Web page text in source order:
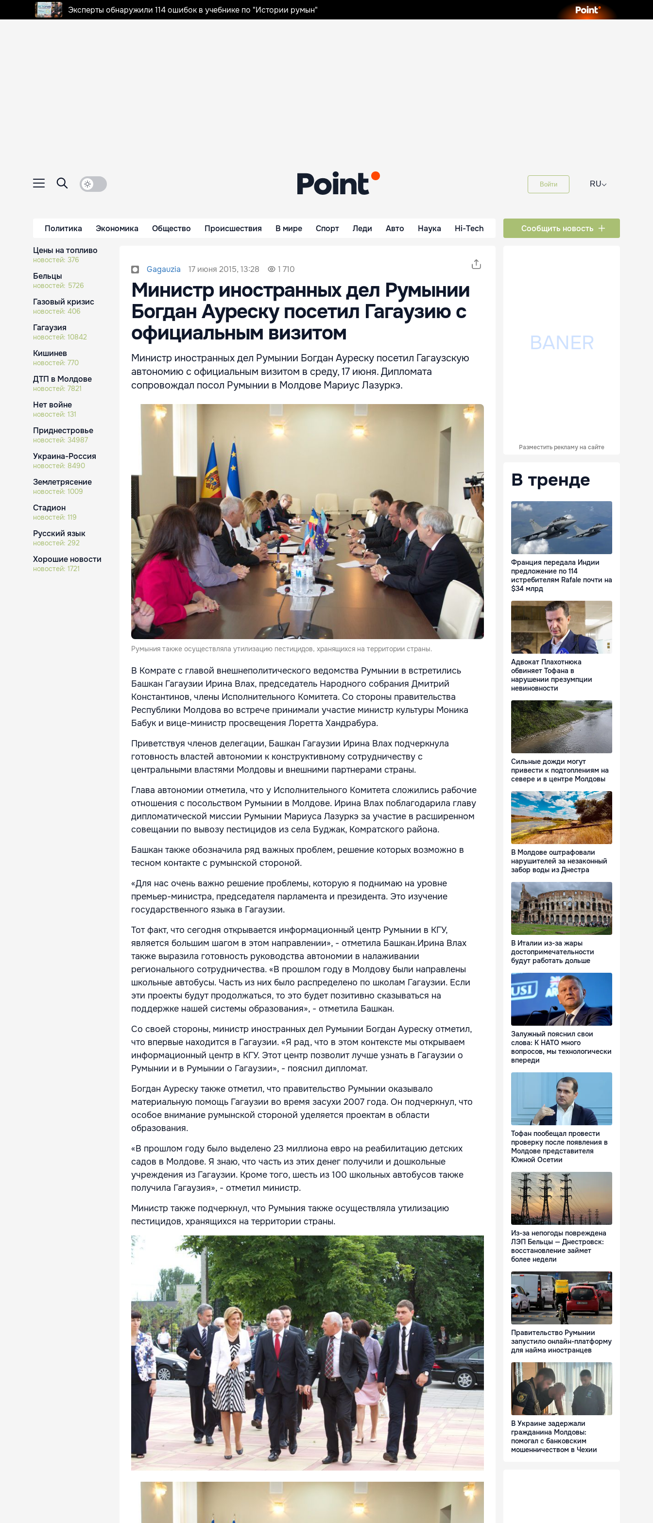
Эксперты обнаружили 114 ошибок в учебнике по "Истории румын"
Войти RU⌵
Политика Экономика Общество Происшествия В мире Спорт Леди Авто Наука Hi-Tech Сообщить новость
Цены на топливо
новостей: 376
Бельцы
новостей: 5726
Газовый кризис
новостей: 406
Гагаузия
новостей: 10842
Кишинев
новостей: 770
ДТП в Молдове
новостей: 7821
Нет войне
новостей: 131
Приднестровье
новостей: 34987
Украина-Россия
новостей: 8490
Землетрясение
новостей: 1009
Стадион
новостей: 119
Русский язык
новостей: 292
Хорошие новости
новостей: 1721
Gagauzia 17 июня 2015, 13:28 1 710
Министр иностранных дел Румынии
Богдан Ауреску посетил Гагаузию с
официальным визитом
Министр иностранных дел Румынии Богдан Ауреску посетил Гагаузскую
автономию с официальным визитом в среду, 17 июня. Дипломата
сопровождал посол Румынии в Молдове Мариус Лазуркэ.
Румыния также осуществляла утилизацию пестицидов, хранящихся на территории страны.
В Комрате с главой внешнеполитического ведомства Румынии в встретились
Башкан Гагаузии Ирина Влах, председатель Народного собрания Дмитрий
Константинов, члены Исполнительного Комитета. Со стороны правительства
Республики Молдова во встрече принимали участие министр культуры Моника
Бабук и вице-министр просвещения Лоретта Хандрабура.
Приветствуя членов делегации, Башкан Гагаузии Ирина Влах подчеркнула
готовность властей автономии к конструктивному сотрудничеству с
центральными властями Молдовы и внешними партнерами страны.
Глава автономии отметила, что у Исполнительного Комитета сложились рабочие
отношения с посольством Румынии в Молдове. Ирина Влах поблагодарила главу
дипломатической миссии Румынии Мариуса Лазуркэ за участие в расширенном
совещании по вывозу пестицидов из села Буджак, Комратского района.
Башкан также обозначила ряд важных проблем, решение которых возможно в
тесном контакте с румынской стороной.
«Для нас очень важно решение проблемы, которую я поднимаю на уровне
премьер-министра, председателя парламента и президента. Это изучение
государственного языка в Гагаузии.
Тот факт, что сегодня открывается информационный центр Румынии в КГУ,
является большим шагом в этом направлении», - отметила Башкан.Ирина Влах
также выразила готовность руководства автономии в налаживании
регионального сотрудничества. «В прошлом году в Молдову были направлены
школьные автобусы. Часть из них было распределено по школам Гагаузии. Если
эти проекты будут продолжаться, то это будет позитивно сказываться на
поддержке нашей системы образования», - отметила Башкан.
Со своей стороны, министр иностранных дел Румынии Богдан Ауреску отметил,
что впервые находится в Гагаузии. «Я рад, что в этом контексте мы открываем
информационный центр в КГУ. Этот центр позволит лучше узнать в Гагаузии о
Румынии и в Румынии о Гагаузии», - пояснил дипломат.
Богдан Ауреску также отметил, что правительство Румынии оказывало
материальную помощь Гагаузии во время засухи 2007 года. Он подчеркнул, что
особое внимание румынской стороной уделяется проектам в области
образования.
«В прошлом году было выделено 23 миллиона евро на реабилитацию детских
садов в Молдове. Я знаю, что часть из этих денег получили и дошкольные
учреждения из Гагаузии. Кроме того, шесть из 100 школьных автобусов также
получила Гагаузия», - отметил министр.
Министр также подчеркнул, что Румыния также осуществляла утилизацию
пестицидов, хранящихся на территории страны.
Разместить рекламу на сайте
В тренде
Франция передала Индии
предложение по 114
истребителям Rafale почти на
$34 млрд
Адвокат Плахотнюка
обвиняет Тофана в
нарушении презумпции
невиновности
Сильные дожди могут
привести к подтоплениям на
севере и в центре Молдовы
В Молдове оштрафовали
нарушителей за незаконный
забор воды из Днестра
В Италии из-за жары
достопримечательности
будут работать дольше
Залужный пояснил свои
слова: К НАТО много
вопросов, мы технологически
впереди
Тофан пообещал провести
проверку после появления в
Молдове представителя
Южной Осетии
Из-за непогоды повреждена
ЛЭП Бельцы — Днестровск:
восстановление займет
более недели
Правительство Румынии
запустило онлайн-платформу
для найма иностранцев
В Украине задержали
гражданина Молдовы:
помогал с банковским
мошенничеством в Чехии